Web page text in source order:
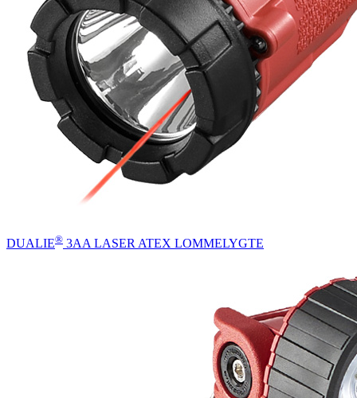
DUALIE® 3AA LASER ATEX LOMMELYGTE